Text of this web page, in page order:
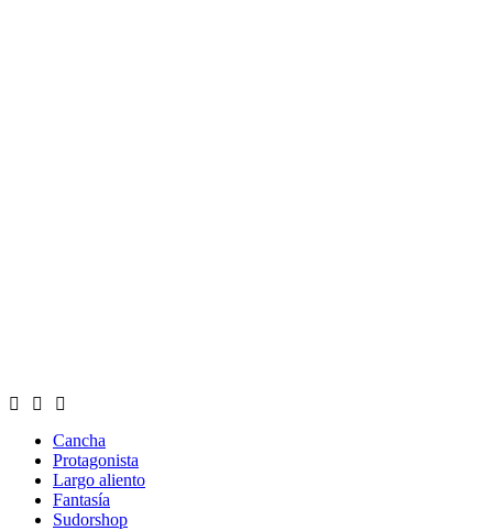
Cancha
Protagonista
Largo aliento
Fantasía
Sudorshop